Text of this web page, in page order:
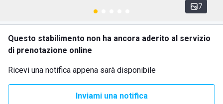
7
Questo stabilimento non ha ancora aderito al servizio
di prenotazione online
Ricevi una notifica appena sarà disponibile
Inviami una notifica